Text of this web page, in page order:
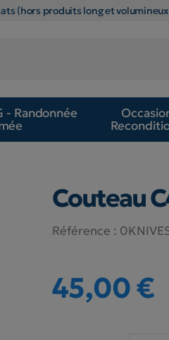
(hors produits long et
- Randonnée
Couteau
Référence :
45,00 €